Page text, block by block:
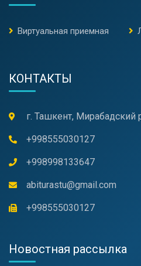
Виртуальная приемная
КОНТАКТЫ
г. Ташкент, Мирабадский
+998555030127
+998998133647
abiturastu@gmail.com
+998555030127
Новостная рассылка